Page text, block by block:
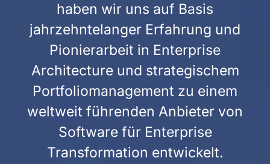
haben wir uns auf Basis
jahrzehntelanger Erfahrung und
Pionierarbeit in Enterprise
Architecture und strategischem
Portfoliomanagement zu einem
weltweit führenden Anbieter von
Software für Enterprise
Transformation entwickelt.